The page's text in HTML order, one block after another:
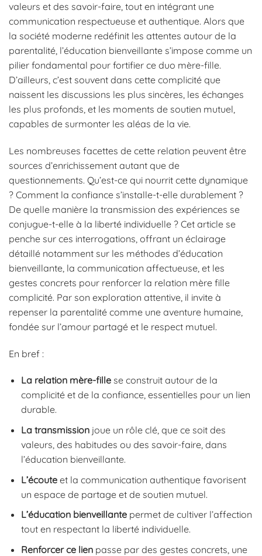
valeurs et des savoir-faire, tout en intégrant une
communication respectueuse et authentique. Alors que
la société moderne redéfinit les attentes autour de la
parentalité, l’éducation bienveillante s’impose comme un
pilier fondamental pour fortifier ce duo mère-fille.
D’ailleurs, c’est souvent dans cette complicité que
naissent les discussions les plus sincères, les échanges
les plus profonds, et les moments de soutien mutuel,
capables de surmonter les aléas de la vie.
Les nombreuses facettes de cette relation peuvent être
sources d’enrichissement autant que de
questionnements. Qu’est-ce qui nourrit cette dynamique
? Comment la confiance s’installe-t-elle durablement ?
De quelle manière la transmission des expériences se
conjugue-t-elle à la liberté individuelle ? Cet article se
penche sur ces interrogations, offrant un éclairage
détaillé notamment sur les méthodes d’éducation
bienveillante, la communication affectueuse, et les
gestes concrets pour renforcer la relation mère fille
complicité. Par son exploration attentive, il invite à
repenser la parentalité comme une aventure humaine,
fondée sur l’amour partagé et le respect mutuel.
En bref :
La relation mère-fillese construit autour de la
complicité et de la confiance, essentielles pour un lien
durable.
La transmissionjoue un rôle clé, que ce soit des
valeurs, des habitudes ou des savoir-faire, dans
l’éducation bienveillante.
L’écouteet la communication authentique favorisent
un espace de partage et de soutien mutuel.
L’éducation bienveillantepermet de cultiver l’affection
tout en respectant la liberté individuelle.
Renforcer ce lienpasse par des gestes concrets, une